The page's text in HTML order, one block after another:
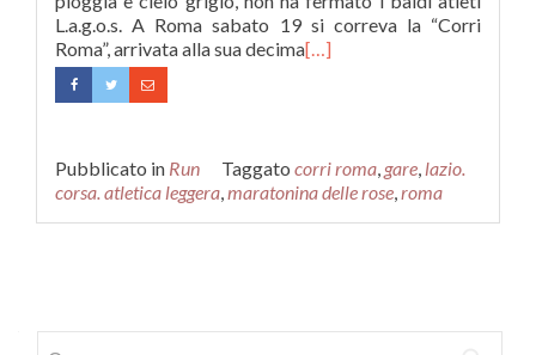
L.a.g.o.s. A Roma sabato 19 si correva la “Corri
Roma”, arrivata alla sua decima[…]
Pubblicato in Run Taggato corri roma, gare, lazio.
corsa. atletica leggera,maratonina delle rose,roma